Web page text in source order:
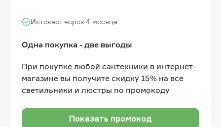
Одна покупка - две выгоды
Истекает через 4 месяца
При покупке любой сантехники в интернет-
магазине вы получите скидку 15% на все
светильники и люстры по промокоду
Показать промокод